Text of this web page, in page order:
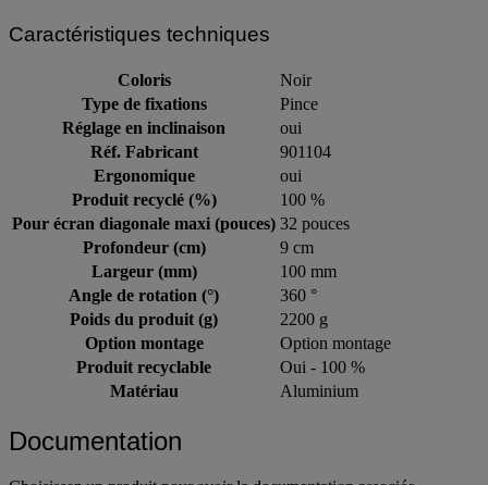
Caractéristiques techniques
Coloris
Noir
Type de fixations
Pince
Réglage en inclinaison
oui
Réf. Fabricant
901104
Ergonomique
oui
Produit recyclé (%)
100 %
Pour écran diagonale maxi (pouces) 32 pouces
Profondeur (cm)
9 cm
Largeur (mm)
100 mm
Angle de rotation (°)
360 °
Poids du produit (g)
2200 g
Option montage
Option montage
Produit recyclable
Oui - 100 %
Matériau
Aluminium
Documentation